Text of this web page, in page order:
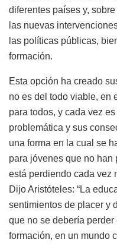
diferentes países y,
las nuevas
las políticas públicas,
formación.
Esta opción ha creado
no es del todo viable, en
para todos, y cada vez
problemática y sus
una forma en la cual se
para jóvenes que no
está perdiendo cada vez
Dijo Aristóteles: “La
sentimientos de placer y
que no se debería
formación, en un mundo